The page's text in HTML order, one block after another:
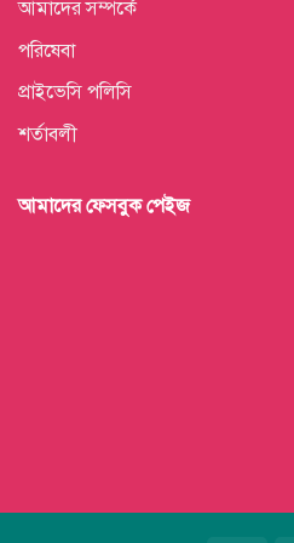
আমাদের সম্পর্কে
পরিষেবা
প্রাইভেসি পলিসি
শর্তাবলী
আমাদের ফেসবুক পেইজ